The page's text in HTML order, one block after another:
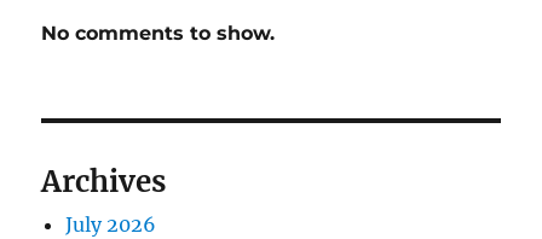
No comments to show.
Archives
July 2026